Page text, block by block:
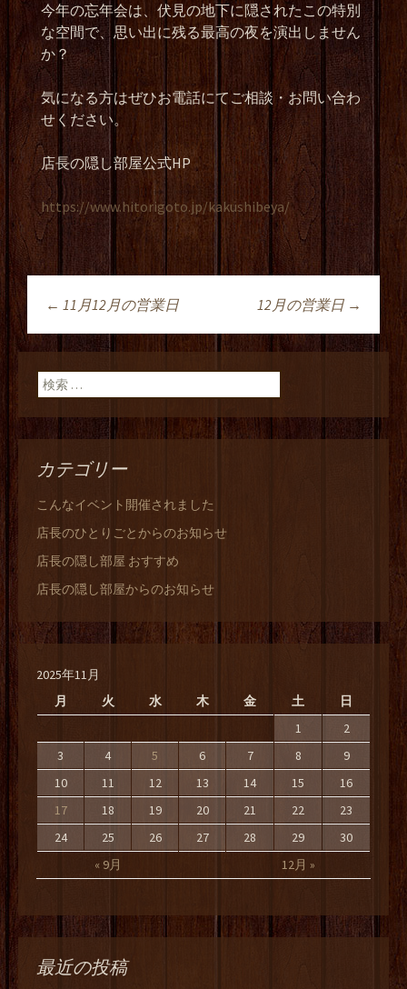
今年の忘年会は、伏見の地下に隠されたこの特別
な空間で、思い出に残る最高の夜を演出しません
か？
気になる方はぜひお電話にてご相談・お問い合わ
せください。
店長の隠し部屋公式HP
https://www.hitorigoto.jp/kakushibeya/
投稿ナビゲーショ
ン
← 11月12月の営業日 12月の営業日 →
検索:
カテゴリー
こんなイベント開催されました
店長のひとりごとからのお知らせ
店長の隠し部屋 おすすめ
店長の隠し部屋からのお知らせ
2025年11月
月
火 水 木 金 土 日
« 9月 12月 »
1
2
3
4 5 6 7 8
9
10
11 12 13 14 15
16
17
18 19 20 21 22
23
24
25 26 27 28 29 30
最近の投稿